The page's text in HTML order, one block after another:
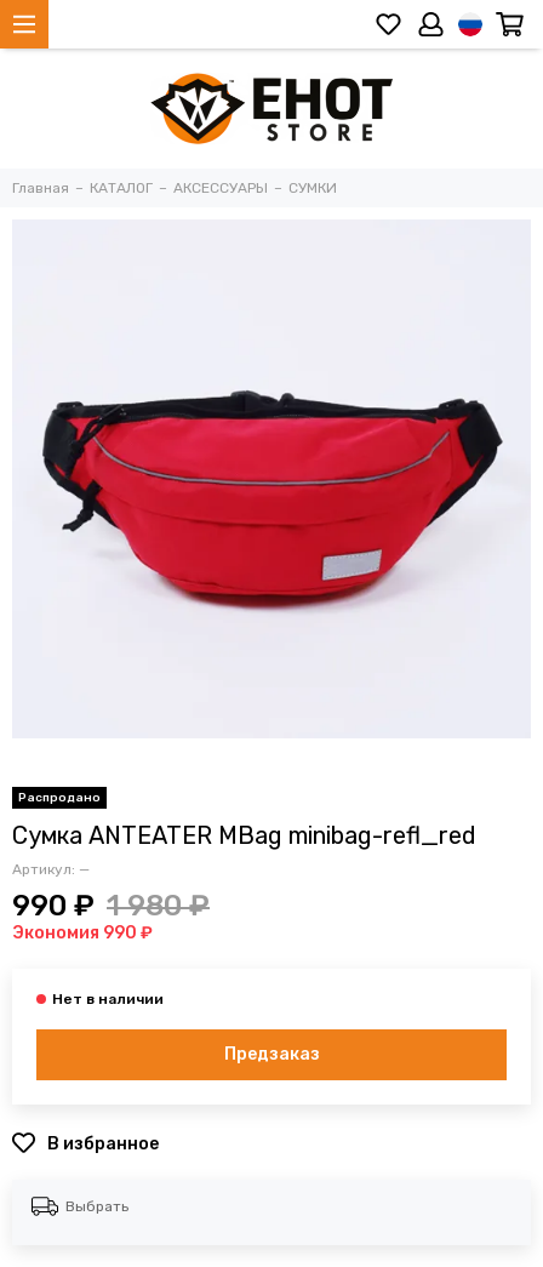
Главная КАТАЛОГ АКСЕССУАРЫ СУМКИ
Сумка ANTEATER MBag minibag-refl_red
Артикул: —
990 ₽ 1 980 ₽
Экономия 990 ₽
Предзаказ
В избранное
Выбрать